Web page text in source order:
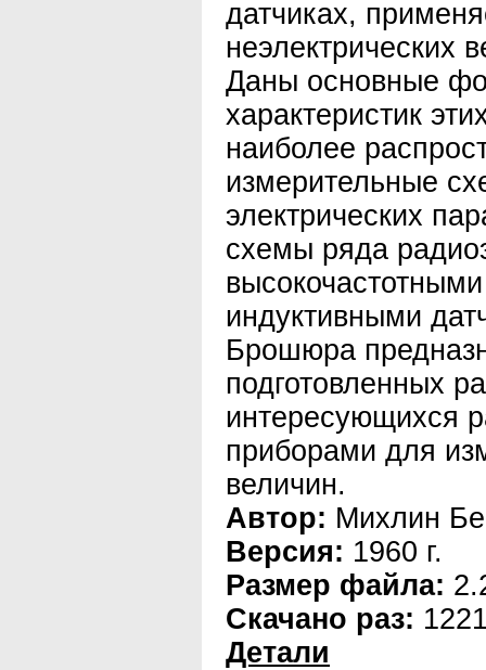
датчиках,
неэлектрических
Даны основные
характеристик
наиболее
измерительные
электрических
схемы ряда
индуктивными
Брошюра
подготовленных
интересующихся
приборами для
величин.
Автор: Михлин
Версия: 1960 г.
Размер файла:
Скачано раз:
Детали